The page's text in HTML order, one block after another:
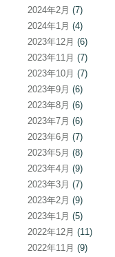
2024年2月 (7)
2024年1月 (4)
2023年12月 (6)
2023年11月 (7)
2023年10月 (7)
2023年9月 (6)
2023年8月 (6)
2023年7月 (6)
2023年6月 (7)
2023年5月 (8)
2023年4月 (9)
2023年3月 (7)
2023年2月 (9)
2023年1月 (5)
2022年12月 (11)
2022年11月 (9)